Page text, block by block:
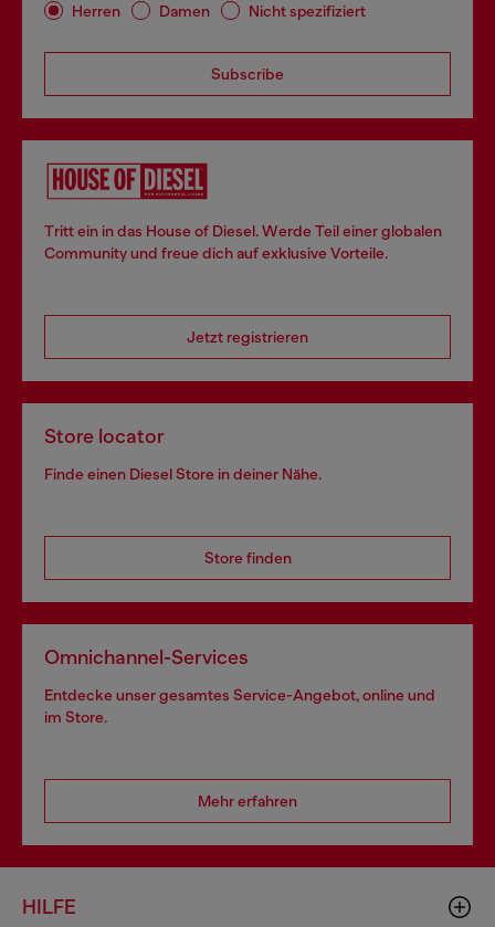
Herren Damen Nicht spezifiziert
Subscribe
Tritt ein in das House of Diesel. Werde Teil einer globalen
Community und freue dich auf exklusive Vorteile.
Jetzt registrieren
Store locator
Finde einen Diesel Store in deiner Nähe.
Store finden
Omnichannel-Services
Entdecke unser gesamtes Service-Angebot, online und
im Store.
Mehr erfahren
HILFE